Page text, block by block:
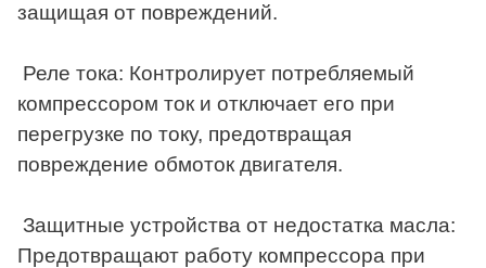
защищая от повреждений.
Реле тока: Контролирует потребляемый
компрессором ток и отключает его при
перегрузке по току, предотвращая
повреждение обмоток двигателя.
Защитные устройства от недостатка масла:
Предотвращают работу компрессора при